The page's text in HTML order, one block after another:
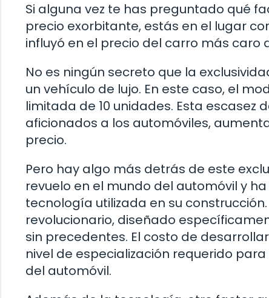
Si alguna vez te has preguntado qué
precio exorbitante, estás en el lugar
influyó en el precio del carro más caro
No es ningún secreto que la
un vehículo de lujo. En este caso, el
limitada de 10 unidades. Esta escasez
aficionados a los automóviles,
precio.
Pero hay algo más detrás de este
revuelo en el mundo del automóvil y
tecnología utilizada en su
revolucionario, diseñado
sin precedentes. El costo de
nivel de especialización requerido
del automóvil.